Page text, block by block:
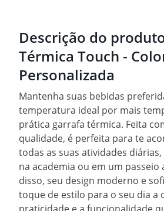
Descrição do
Térmica Touch -
Personalizada
Mantenha suas bebidas
temperatura ideal por mais
prática garrafa térmica. Feita
qualidade, é perfeita para te
todas as suas atividades
na academia ou em um passeio
disso, seu design moderno e
toque de estilo para o seu dia a